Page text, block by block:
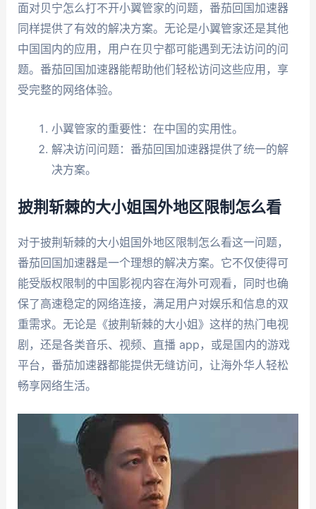
面对贝宁怎么打不开小翼管家的问题，番茄回国加速器
同样提供了有效的解决方案。无论是小翼管家还是其他
中国国内的应用，用户在贝宁都可能遇到无法访问的问
题。番茄回国加速器能帮助他们轻松访问这些应用，享
受完整的网络体验。
小翼管家的重要性：在中国的实用性。
解决访问问题：番茄回国加速器提供了统一的解
决方案。
披荆斩棘的大小姐国外地区限制怎么看
对于披荆斩棘的大小姐国外地区限制怎么看这一问题，
番茄回国加速器是一个理想的解决方案。它不仅使得可
能受版权限制的中国影视内容在海外可观看，同时也确
保了高速稳定的网络连接，满足用户对娱乐和信息的双
重需求。无论是《披荆斩棘的大小姐》这样的热门电视
剧，还是各类音乐、视频、直播 app，或是国内的游戏
平台，番茄加速器都能提供无缝访问，让海外华人轻松
畅享网络生活。